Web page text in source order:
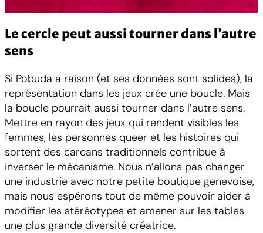
Le cercle peut aussi tourner dans l’autre
sens
Si Pobuda a raison (et ses données sont solides), la
représentation dans les jeux crée une boucle. Mais
la boucle pourrait aussi tourner dans l’autre sens.
Mettre en rayon des jeux qui rendent visibles les
femmes, les personnes queer et les histoires qui
sortent des carcans traditionnels contribue à
inverser le mécanisme. Nous n’allons pas changer
une industrie avec notre petite boutique genevoise,
mais nous espérons tout de même pouvoir aider à
modifier les stéréotypes et amener sur les tables
une plus grande diversité créatrice.